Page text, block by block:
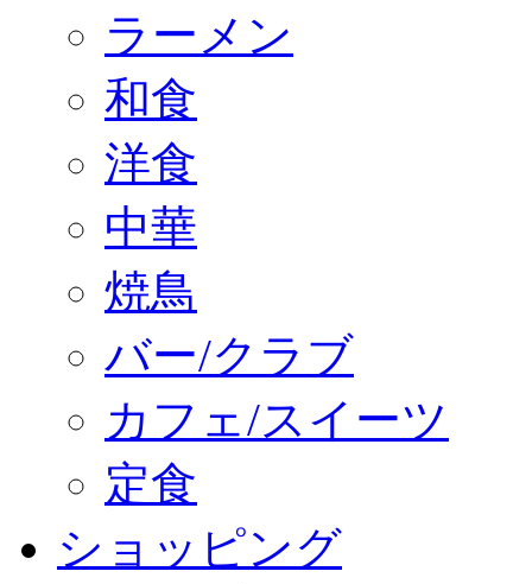
ラーメン
和食
洋食
中華
焼鳥
バー/クラブ
カフェ/スイーツ
定食
ショッピング